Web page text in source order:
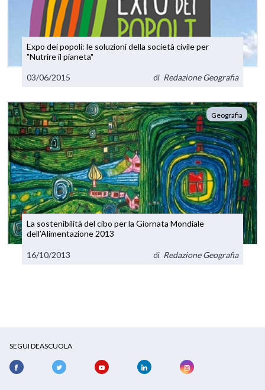
Expo dei popoli: le soluzioni della società civile per
"Nutrire il pianeta"
03/06/2015 di Redazione Geografia
Geografia
La sostenibilità del cibo per la Giornata Mondiale
dell’Alimentazione 2013
16/10/2013 di Redazione Geografia
SEGUI DEASCUOLA